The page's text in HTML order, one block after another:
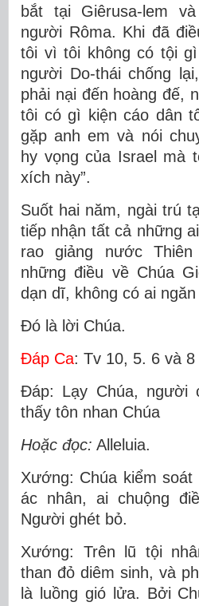
bắt tại Giêrusa-lem
người Rôma. Khi đã
tôi vì tôi không có tội
người Do-thái chống
phải nại đến hoàng đế,
tôi có gì kiện cáo dân
gặp anh em và nói
hy vọng của Israel mà
xích này”.
Suốt hai năm, ngài trú
tiếp nhận tất cả những
rao giảng nước
những điều về Chúa
dạn dĩ, không có ai ngăn
Ðó là lời Chúa.
Ðáp Ca: Tv 10, 5. 6 và 8
Ðáp: Lạy Chúa, người
thấy tôn nhan Chúa
Hoặc đọc: Alleluia.
Xướng: Chúa kiểm
ác nhân, ai chuộng
Người ghét bỏ.
Xướng: Trên lũ tội
than đỏ diêm sinh, và
là luồng gió lửa. Bởi